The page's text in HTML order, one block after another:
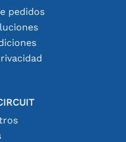
pedidos